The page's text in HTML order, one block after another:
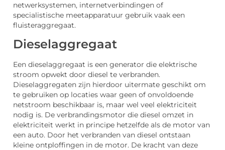
netwerksystemen, internetverbindingen of
specialistische meetapparatuur gebruik vaak een
fluisteraggregaat.
Dieselaggregaat
Een dieselaggregaat is een generator die elektrische
stroom opwekt door diesel te verbranden.
Dieselaggregaten zijn hierdoor uitermate geschikt om
te gebruiken op locaties waar geen of onvoldoende
netstroom beschikbaar is, maar wel veel elektriciteit
nodig is. De verbrandingsmotor die diesel omzet in
elektriciteit werkt in principe hetzelfde als de motor van
een auto. Door het verbranden van diesel ontstaan
kleine ontploffingen in de motor. De kracht van deze